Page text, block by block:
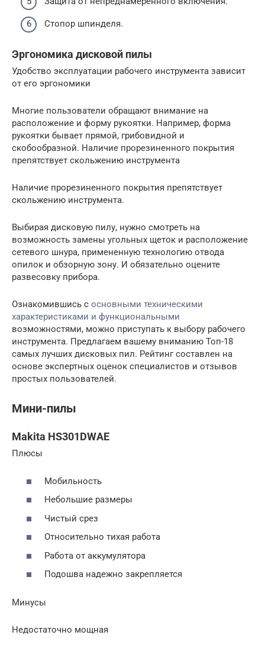
Стопор шпинделя.
Эргономика дисковой пилы
Удобство эксплуатации рабочего инструмента зависит
от его эргономики
Многие пользователи обращают внимание на
расположение и форму рукоятки. Например, форма
рукоятки бывает прямой, грибовидной и
скобообразной. Наличие прорезиненного покрытия
препятствует скольжению инструмента
Наличие прорезиненного покрытия препятствует
скольжению инструмента.
Выбирая дисковую пилу, нужно смотреть на
возможность замены угольных щеток и расположение
сетевого шнура, примененную технологию отвода
опилок и обзорную зону. И обязательно оцените
развесовку прибора.
Ознакомившись с основными техническими
характеристиками и функциональными
возможностями, можно приступать к выбору рабочего
инструмента. Предлагаем вашему вниманию Топ-18
самых лучших дисковых пил. Рейтинг составлен на
основе экспертных оценок специалистов и отзывов
простых пользователей.
Мини-пилы
Makita HS301DWAE
Плюсы
Мобильность
Небольшие размеры
Чистый срез
Относительно тихая работа
Работа от аккумулятора
Подошва надежно закрепляется
Минусы
Недостаточно мощная